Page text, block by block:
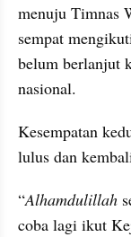
menuju Timnas
sempat
belum berlanjut
nasional.
Kesempatan
lulus dan
“Alhamdulillah
coba lagi ikut